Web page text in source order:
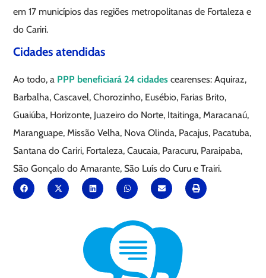
em 17 municípios das regiões metropolitanas de Fortaleza e
do Cariri.
Cidades atendidas
Ao todo, a PPP beneficiará 24 cidades cearenses: Aquiraz,
Barbalha, Cascavel, Chorozinho, Eusébio, Farias Brito,
Guaiúba, Horizonte, Juazeiro do Norte, Itaitinga, Maracanaú,
Maranguape, Missão Velha, Nova Olinda, Pacajus, Pacatuba,
Santana do Cariri, Fortaleza, Caucaia, Paracuru, Paraipaba,
São Gonçalo do Amarante, São Luís do Curu e Trairi.